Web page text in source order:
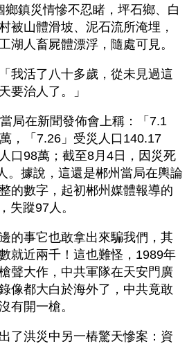
鄉鎮災情慘不忍睹，坪石鄉、白
被山體滑坡、泥石流所淹埋，
湖人畜屍體漂浮，隨處可見。
我活了八十多歲，從未見過這
要治人了。」
局在新聞發佈會上稱：「7.1
，「7.26」受災人口140.17
口98萬；截至8月4日，因災死
。據說，這還是郴州當局在輿論
的數字，起初郴州媒體報導的
失蹤97人。
的事它也敢拿出來騙我們，其
就近兩千！這也難怪，1989年
聲大作，中共軍隊在天安門廣
像都大白於海外了，中共竟敢
有開一槍。
了洪災中另一樁驚天慘案：資